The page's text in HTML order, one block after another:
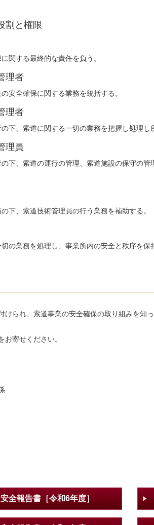
割と権限
関する最終的な責任を負う。
理者
安全確保に関する業務を統括する。
理者
下、索道に関する一切の業務を把握し処理し
理員
下、索道の運行の管理、索道施設の保守の
下、索道技術管理員の行う業務を補助する。
の業務を処理し、事業所内の安全と秩序を保
られ、索道事業の安全確保の取り組みを知
寄せください。
安全報告書［令和6年度］